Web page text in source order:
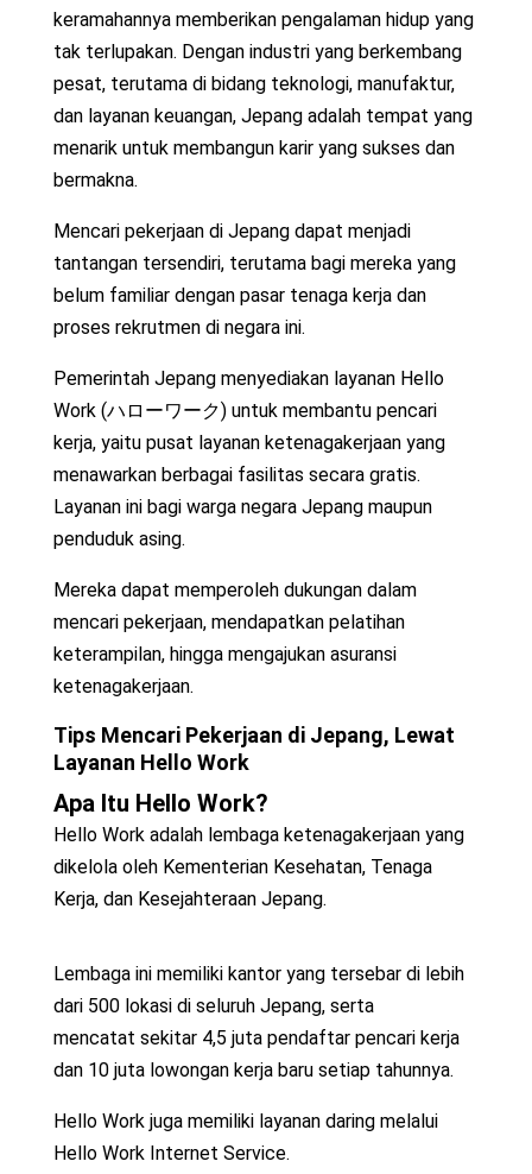
keramahannya memberikan pengalaman hidup yang
tak terlupakan. Dengan industri yang berkembang
pesat, terutama di bidang teknologi, manufaktur,
dan layanan keuangan, Jepang adalah tempat yang
menarik untuk membangun karir yang sukses dan
bermakna.
Mencari pekerjaan di Jepang dapat menjadi
tantangan tersendiri, terutama bagi mereka yang
belum familiar dengan pasar tenaga kerja dan
proses rekrutmen di negara ini.
Pemerintah Jepang menyediakan layanan Hello
Work (ハローワーク) untuk membantu pencari
kerja, yaitu pusat layanan ketenagakerjaan yang
menawarkan berbagai fasilitas secara gratis.
Layanan ini bagi warga negara Jepang maupun
penduduk asing.
Mereka dapat memperoleh dukungan dalam
mencari pekerjaan, mendapatkan pelatihan
keterampilan, hingga mengajukan asuransi
ketenagakerjaan.
Tips Mencari Pekerjaan di Jepang, Lewat
Layanan Hello Work
Apa Itu Hello Work?
Hello Work adalah lembaga ketenagakerjaan yang
dikelola oleh Kementerian Kesehatan, Tenaga
Kerja, dan Kesejahteraan Jepang.
Lembaga ini memiliki kantor yang tersebar di lebih
dari 500 lokasi di seluruh Jepang, serta
mencatat sekitar 4,5 juta pendaftar pencari kerja
dan 10 juta lowongan kerja baru setiap tahunnya.
Hello Work juga memiliki layanan daring melalui
Hello Work Internet Service.